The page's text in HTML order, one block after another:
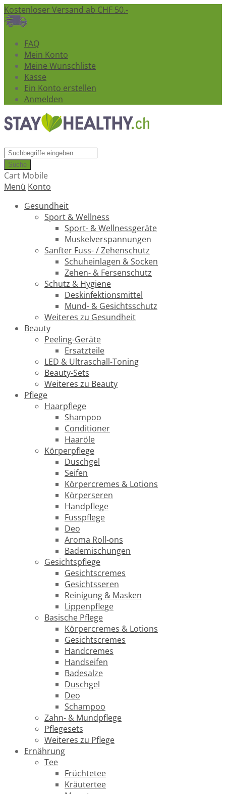
Kostenloser Versand ab CHF 50.-
FAQ
Mein Konto
Meine Wunschliste
Kasse
Ein Konto erstellen
Anmelden
Suche
Cart Mobile
Menü Konto
Gesundheit
Sport & Wellness
Sport- & Wellnessgeräte
Muskelverspannungen
Sanfter Fuss- / Zehenschutz
Schuheinlagen & Socken
Zehen- & Fersenschutz
Schutz & Hygiene
Deskinfektionsmittel
Mund- & Gesichtsschutz
Weiteres zu Gesundheit
Beauty
Peeling-Geräte
Ersatzteile
LED & Ultraschall-Toning
Beauty-Sets
Weiteres zu Beauty
Pflege
Haarpflege
Shampoo
Conditioner
Haaröle
Körperpflege
Duschgel
Seifen
Körpercremes & Lotions
Körperseren
Handpflege
Fusspflege
Deo
Aroma Roll-ons
Bademischungen
Gesichtspflege
Gesichtscremes
Gesichtsseren
Reinigung & Masken
Lippenpflege
Basische Pflege
Körpercremes & Lotions
Gesichtscremes
Handcremes
Handseifen
Badesalze
Duschgel
Deo
Schampoo
Zahn- & Mundpflege
Pflegesets
Weiteres zu Pflege
Ernährung
Tee
Früchtetee
Kräutertee